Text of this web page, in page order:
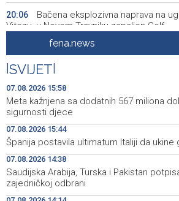
20:06
Bačena eksplozivna naprava na
Vitezu, u Novom Travniku zapaljen Golf
Galerija ULUPUBiH otvara novu
predstavlja novi izlagački program
19:44 Faris Dževahirić novi nogometaš
19:21 Announcement of events for
19:10
Rudari Milanovića ubijedili da ode
ponovo vratio u jamu 'Raspotočje'
19:03
Sarajevo Film Festival presents
Kinoscope Surreal programs
fena.news
SVIJET
07.08.2026 15:58
Meta kažnjena sa dodatnih 567 miliona
sigurnosti djece
07.08.2026 15:44
Španija postavila ultimatum Italiji da ukine
07.08.2026 14:38
Saudijska Arabija, Turska i Pakistan
zajedničkoj odbrani